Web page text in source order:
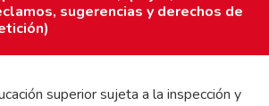
sugerencias y derechos de
superior sujeta a la inspección y